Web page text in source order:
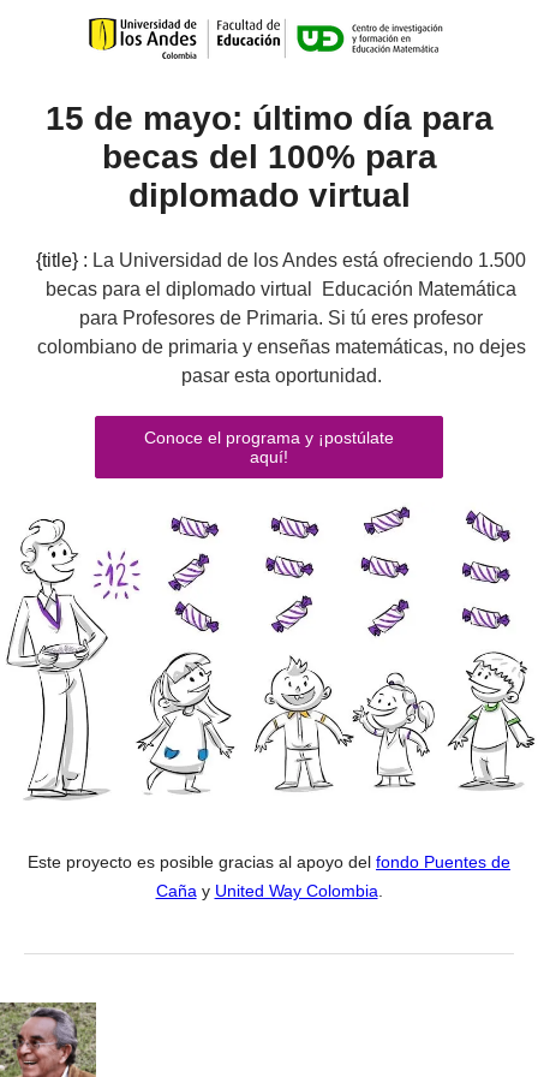
15 de mayo: último día para
becas del 100% para
diplomado virtual
{title} : La Universidad de los Andes está ofreciendo 1.500
becas para el diplomado virtual Educación Matemática
para Profesores de Primaria. Si tú eres profesor
colombiano de primaria y enseñas matemáticas, no dejes
pasar esta oportunidad.
Conoce el programa y ¡postúlate
aquí!
Este proyecto es posible gracias al apoyo del fondo Puentes de
Caña y United Way Colombia